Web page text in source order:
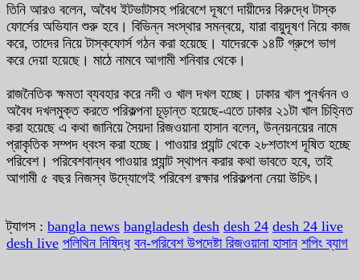
তিনি আরও বলেন, অবৈধ ইটভাটাসহ পরিবেশে দূষণে দায়ীদের বিরুদ্ধে টাস্ক
ফোর্সের অভিযান শুরু হবে। বিভিন্ন সংস্থার সমন্বয়ে, যারা বায়ুদূষণ নিয়ে কাজ
করে, তাদের নিয়ে টাস্কফোর্স গঠন করা হয়েছে। যাদেরকে ১৪টি গ্রুপে ভাগ
করে দেয়া হয়েছে। মাঠে নামবে আগামী শনিবার থেকে।
রাজনৈতিক ক্ষমতা ব্যবহার করে নদী ও খাল দখল হচ্ছে। ঢাকার খাল পুনর্খনন ও
অবৈধ দখলমুক্ত করতে পরিকল্পনা চূড়ান্ত হয়েছে-এতে ঢাকার ২১টা খাল চিহ্নিত
করা হয়েছে এ কথা জানিয়ে সৈয়দা রিজওয়ানা হাসান বলেন, উন্নয়নয়ের নামে
প্রাকৃতিক সম্পদ ধ্বংস করা হচ্ছে। পাওয়ার প্ল্যান্ট থেকে ২৮শতাংশ দূষিত হচ্ছে
পরিবেশ। পরিবেশবান্ধব পাওয়ার প্ল্যান্ট স্থাপন করার কথা ভাবতে হবে, তাই
আগামী ৫ বছর নিজস্ব উদ্যোগেই পরিবেশ রক্ষার পরিকল্পনা নেয়া উচিৎ।
ট্যাগস : bangla news bangladesh desh desh 24 desh 24 live
desh live পলিথিন নিষিদ্ধ বন-পরিবেশ উপদেষ্টা রিজওয়ানা হাসান শপিং ব্যাগ